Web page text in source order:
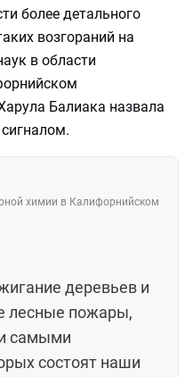
более детального
возгораний на
в области
Балиака назвала
химии в Калифорнийском
деревьев и
лесные пожары,
самыми
состоят наши